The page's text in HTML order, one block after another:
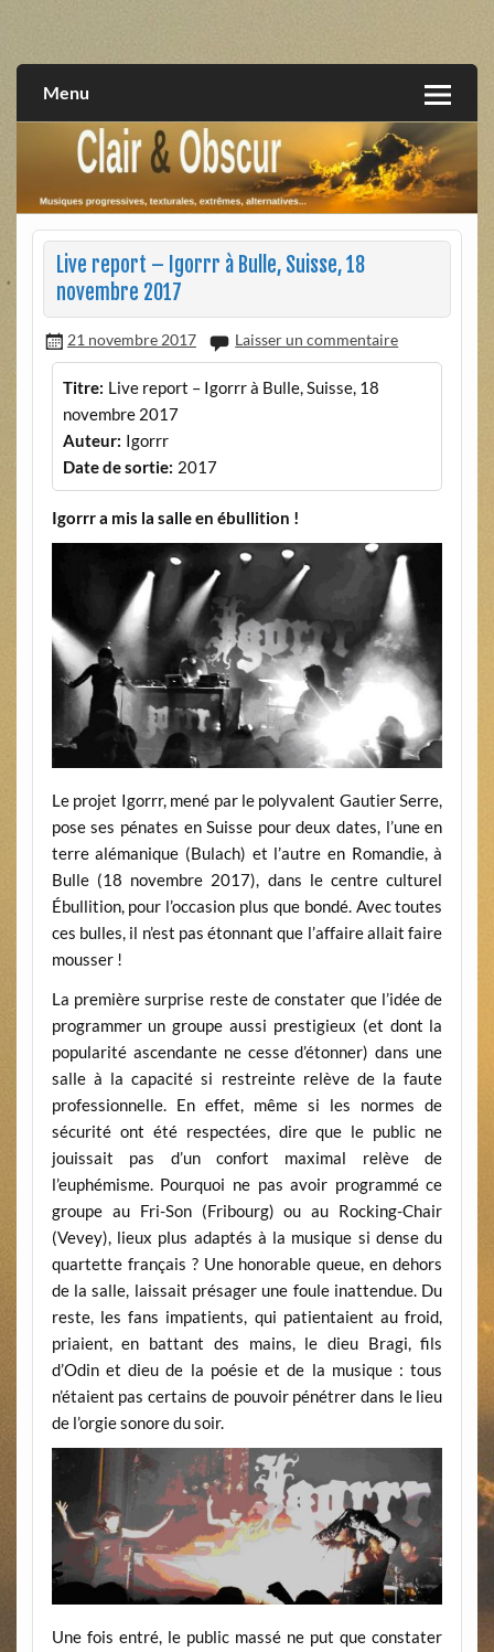
extrêmes, alternatives, texturales
Menu
Live report – Igorrr à Bulle, Suisse, 18
novembre 2017
21 novembre 2017 Laisser un commentaire
Titre: Live report – Igorrr à Bulle, Suisse, 18
novembre 2017
Auteur: Igorrr
Date de sortie: 2017
Igorrr a mis la salle en ébullition !
Le projet Igorrr, mené par le polyvalent Gautier Serre,
pose ses pénates en Suisse pour deux dates, l’une en
terre alémanique (Bulach) et l’autre en Romandie, à
Bulle (18 novembre 2017), dans le centre culturel
Ébullition, pour l’occasion plus que bondé. Avec toutes
ces bulles, il n’est pas étonnant que l’affaire allait faire
mousser !
La première surprise reste de constater que l’idée de
programmer un groupe aussi prestigieux (et dont la
popularité ascendante ne cesse d’étonner) dans une
salle à la capacité si restreinte relève de la faute
professionnelle. En effet, même si les normes de
sécurité ont été respectées, dire que le public ne
jouissait pas d’un confort maximal relève de
l’euphémisme. Pourquoi ne pas avoir programmé ce
groupe au Fri-Son (Fribourg) ou au Rocking-Chair
(Vevey), lieux plus adaptés à la musique si dense du
quartette français ? Une honorable queue, en dehors
de la salle, laissait présager une foule inattendue. Du
reste, les fans impatients, qui patientaient au froid,
priaient, en battant des mains, le dieu Bragi, fils
d’Odin et dieu de la poésie et de la musique : tous
n’étaient pas certains de pouvoir pénétrer dans le lieu
de l’orgie sonore du soir.
Une fois entré, le public massé ne put que constater